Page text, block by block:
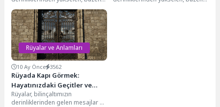
karmaşık, bazen de şaşırtıcı
mesajlar taşır. Özellikle rüyada
tanıdık bir...
Rüyalar ve Anlamları
10 Ay Önce 3562
Rüyada Kapı Görmek:
Hayatınızdaki Geçitler ve
Anlamları
Rüyalar, bilinçaltımızın
derinliklerinden gelen mesajlar ve